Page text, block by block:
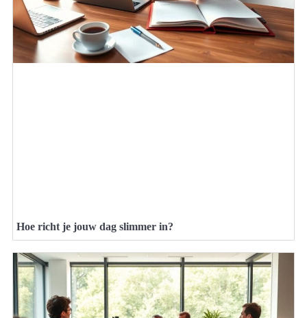
Hoe richt je jouw dag slimmer in?